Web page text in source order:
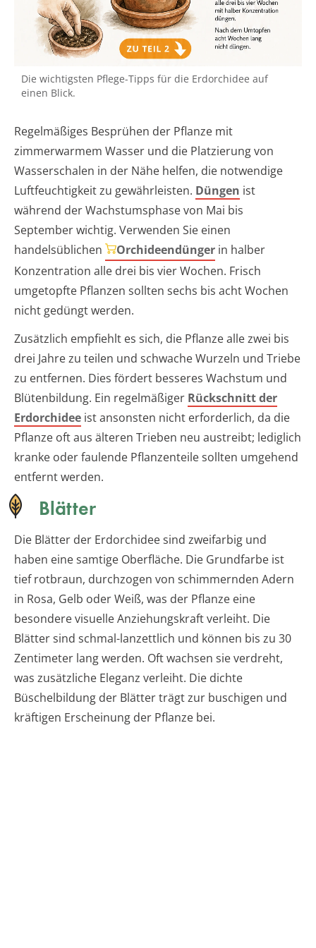
Die wichtigsten Pflege-Tipps für die Erdorchidee auf
einen Blick.
Regelmäßiges Besprühen der Pflanze mit
zimmerwarmem Wasser und die Platzierung von
Wasserschalen in der Nähe helfen, die notwendige
Luftfeuchtigkeit zu gewährleisten. Düngen ist
während der Wachstumsphase von Mai bis
September wichtig. Verwenden Sie einen
handelsüblichen
Orchideendünger in halber
Konzentration alle drei bis vier Wochen. Frisch
umgetopfte Pflanzen sollten sechs bis acht Wochen
nicht gedüngt werden.
Zusätzlich empfiehlt es sich, die Pflanze alle zwei bis
drei Jahre zu teilen und schwache Wurzeln und Triebe
zu entfernen. Dies fördert besseres Wachstum und
Blütenbildung. Ein regelmäßiger Rückschnitt der
Erdorchidee ist ansonsten nicht erforderlich, da die
Pflanze oft aus älteren Trieben neu austreibt; lediglich
kranke oder faulende Pflanzenteile sollten umgehend
entfernt werden.
Blätter
Die Blätter der Erdorchidee sind zweifarbig und
haben eine samtige Oberfläche. Die Grundfarbe ist
tief rotbraun, durchzogen von schimmernden Adern
in Rosa, Gelb oder Weiß, was der Pflanze eine
besondere visuelle Anziehungskraft verleiht. Die
Blätter sind schmal-lanzettlich und können bis zu 30
Zentimeter lang werden. Oft wachsen sie verdreht,
was zusätzliche Eleganz verleiht. Die dichte
Büschelbildung der Blätter trägt zur buschigen und
kräftigen Erscheinung der Pflanze bei.